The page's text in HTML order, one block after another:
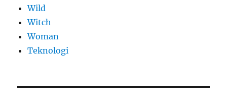
Wild
Witch
Woman
​Teknologi